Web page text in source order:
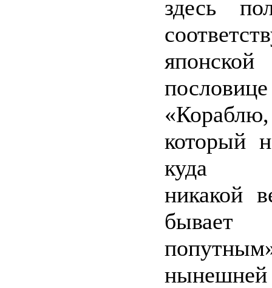
здесь
японской
пословице
«Кораблю,
который
куда
никакой
бывает
нынешней